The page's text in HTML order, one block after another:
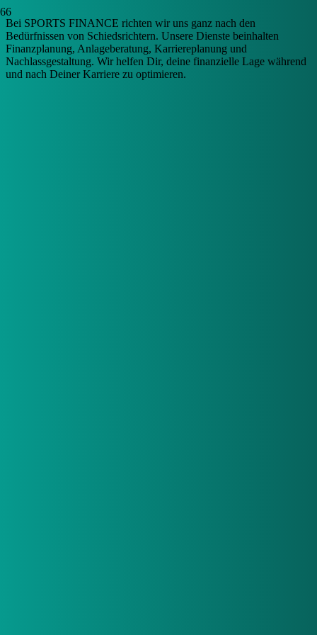
Bei SPORTS FINANCE richten wir uns ganz nach den
Bedürfnissen von Schiedsrichtern. Unsere Dienste beinhalten
Finanzplanung, Anlageberatung, Karriereplanung und
Nachlassgestaltung. Wir helfen Dir, deine finanzielle Lage während
und nach Deiner Karriere zu optimieren.